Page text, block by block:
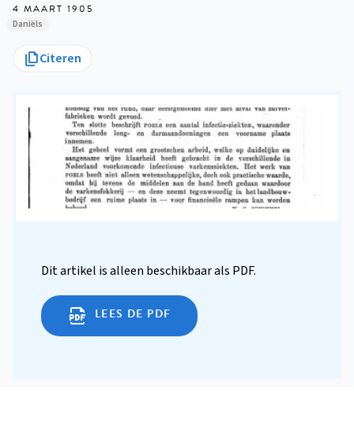
4 MAART 1905
Daniëls
Citeren
Dit artikel is alleen beschikbaar als PDF.
LEES DE PDF